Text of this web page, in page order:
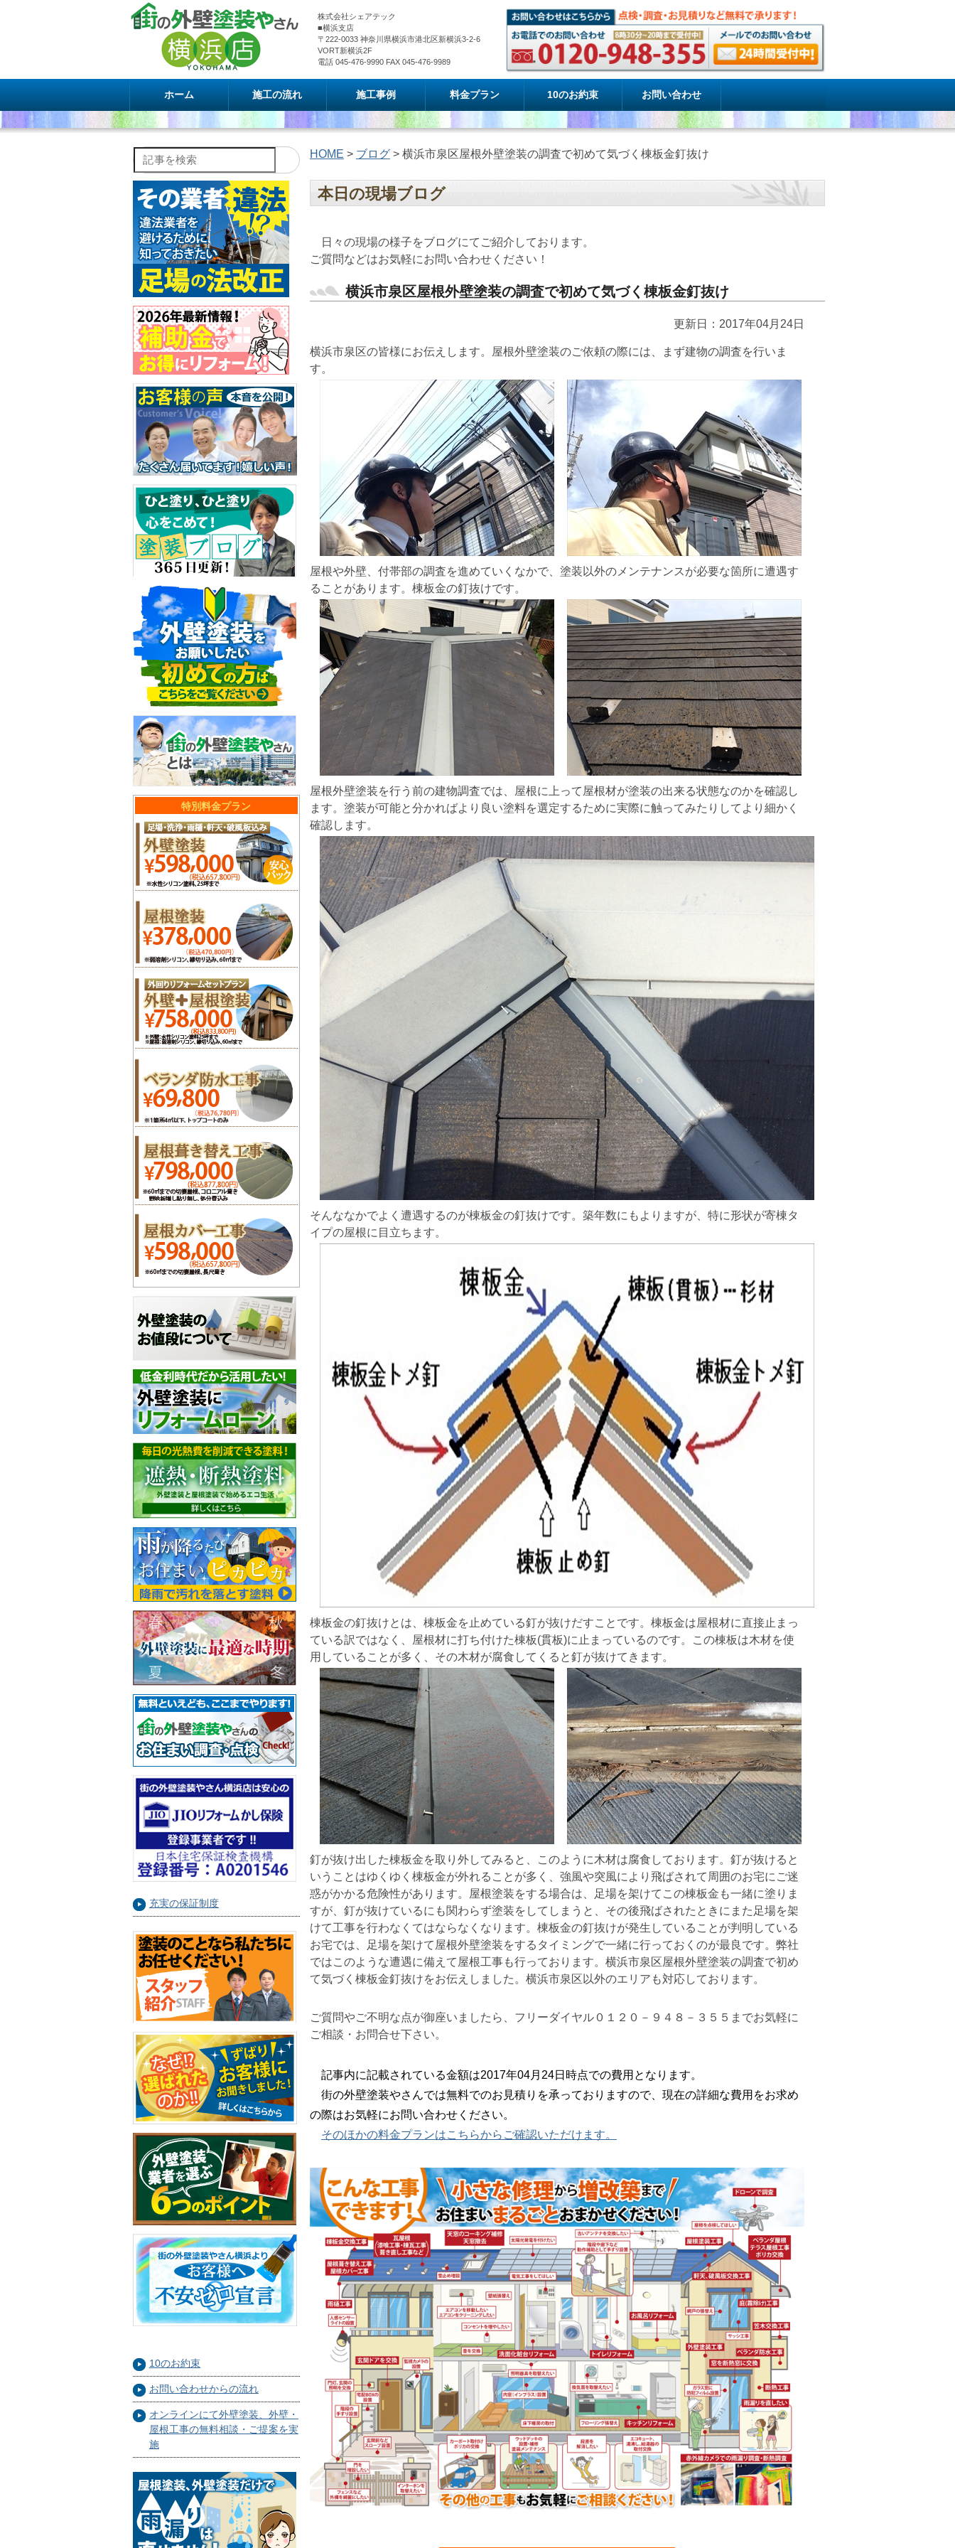
株式会社シェアテック
■横浜支店
〒222-0033 神奈川県横浜市港北区新横浜3-2-6
VORT新横浜2F
電話 045-476-9990 FAX 045-476-9989
ホーム 施工の流れ 施工事例 料金プラン 10のお約束 お問い合わせ
記事を検索
特別料金プラン
充実の保証制度
10のお約束
お問い合わせからの流れ
オンラインにて外壁塗装、外壁・
屋根工事の無料相談・ご提案を実
施
HOME > ブログ> 横浜市泉区屋根外壁塗装の調査で初めて気づく棟板金釘抜け
本日の現場ブログ
日々の現場の様子をブログにてご紹介しております。
ご質問などはお気軽にお問い合わせください！
横浜市泉区屋根外壁塗装の調査で初めて気づく棟板金釘抜け
更新日：2017年04月24日
横浜市泉区の皆様にお伝えします。屋根外壁塗装のご依頼の際には、まず建物の調査を行いま
す。
屋根や外壁、付帯部の調査を進めていくなかで、塗装以外のメンテナンスが必要な箇所に遭遇す
ることがあります。棟板金の釘抜けです。
屋根外壁塗装を行う前の建物調査では、屋根に上って屋根材が塗装の出来る状態なのかを確認し
ます。塗装が可能と分かればより良い塗料を選定するために実際に触ってみたりしてより細かく
確認します。
そんななかでよく遭遇するのが棟板金の釘抜けです。築年数にもよりますが、特に形状が寄棟タ
イプの屋根に目立ちます。
棟板金の釘抜けとは、棟板金を止めている釘が抜けだすことです。棟板金は屋根材に直接止まっ
ている訳ではなく、屋根材に打ち付けた棟板(貫板)に止まっているのです。この棟板は木材を使
用していることが多く、その木材が腐食してくると釘が抜けてきます。
釘が抜け出した棟板金を取り外してみると、このように木材は腐食しております。釘が抜けると
いうことはゆくゆく棟板金が外れることが多く、強風や突風により飛ばされて周囲のお宅にご迷
惑がかかる危険性があります。屋根塗装をする場合は、足場を架けてこの棟板金も一緒に塗りま
すが、釘が抜けているにも関わらず塗装をしてしまうと、その後飛ばされたときにまた足場を架
けて工事を行わなくてはならなくなります。棟板金の釘抜けが発生していることが判明している
お宅では、足場を架けて屋根外壁塗装をするタイミングで一緒に行っておくのが最良です。弊社
ではこのような遭遇に備えて屋根工事も行っております。横浜市泉区屋根外壁塗装の調査で初め
て気づく棟板金釘抜けをお伝えしました。横浜市泉区以外のエリアも対応しております。
ご質問やご不明な点が御座いましたら、フリーダイヤル０１２０－９４８－３５５までお気軽に
ご相談・お問合せ下さい。
記事内に記載されている金額は2017年04月24日時点での費用となります。
街の外壁塗装やさんでは無料でのお見積りを承っておりますので、現在の詳細な費用をお求め
の際はお気軽にお問い合わせください。
そのほかの料金プランはこちらからご確認いただけます。